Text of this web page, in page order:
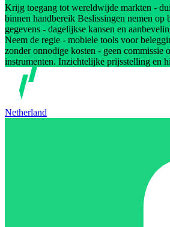
Krijg toegang tot wereldwijde markten -
binnen handbereik Beslissingen nemen op
gegevens - dagelijkse kansen en
Neem de regie - mobiele tools voor
zonder onnodige kosten - geen commissie
instrumenten. Inzichtelijke prijsstelling en
Netherland